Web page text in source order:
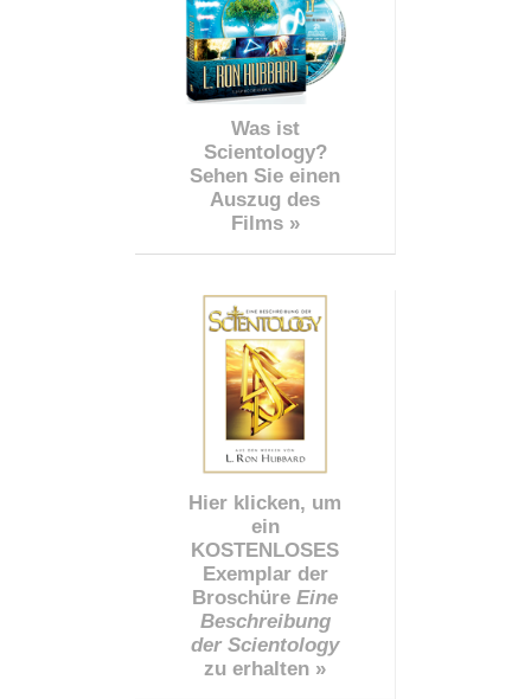
Was ist
Scientology?
Sehen Sie einen
Auszug des
Films »
Hier klicken, um
ein
KOSTENLOSES
Exemplar der
Broschüre Eine
Beschreibung
der Scientology
zu erhalten »